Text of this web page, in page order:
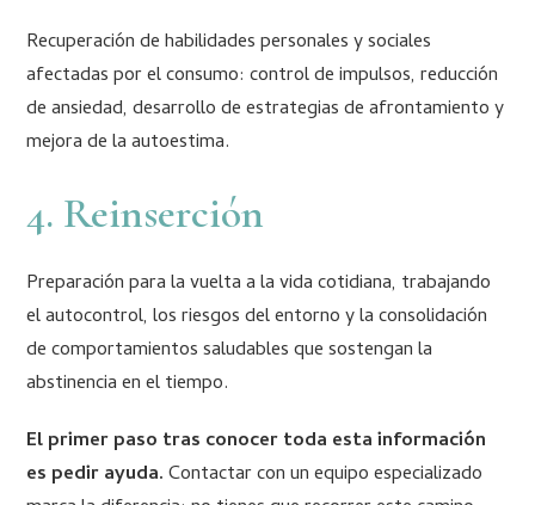
Recuperación de habilidades personales y sociales
afectadas por el consumo: control de impulsos, reducción
de ansiedad, desarrollo de estrategias de afrontamiento y
mejora de la autoestima.
4. Reinserción
Preparación para la vuelta a la vida cotidiana, trabajando
el autocontrol, los riesgos del entorno y la consolidación
de comportamientos saludables que sostengan la
abstinencia en el tiempo.
El primer paso tras conocer toda esta información
es pedir ayuda.Contactar con un equipo especializado